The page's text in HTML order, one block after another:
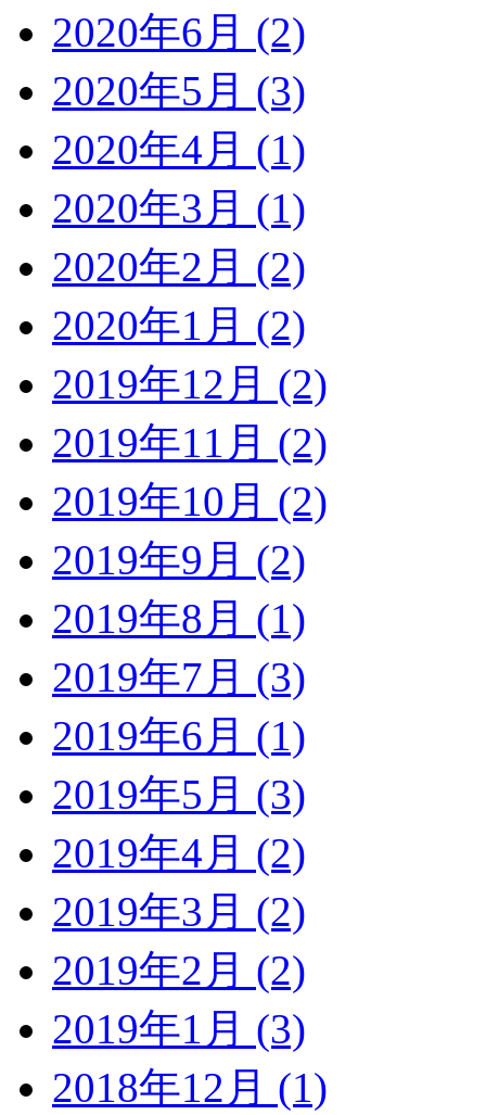
2020年6月 (2)
2020年5月 (3)
2020年4月 (1)
2020年3月 (1)
2020年2月 (2)
2020年1月 (2)
2019年12月 (2)
2019年11月 (2)
2019年10月 (2)
2019年9月 (2)
2019年8月 (1)
2019年7月 (3)
2019年6月 (1)
2019年5月 (3)
2019年4月 (2)
2019年3月 (2)
2019年2月 (2)
2019年1月 (3)
2018年12月 (1)